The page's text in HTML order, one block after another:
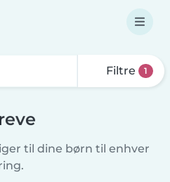
Filtre 1
til dine børn til enhver